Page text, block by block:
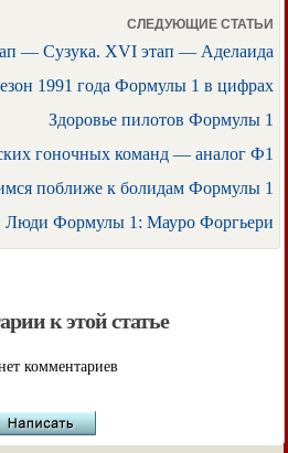
СЛЕДУЮЩИЕ СТАТЬИ
— Сузука. XVI этап — Аделаида
1991 года Формулы 1 в цифрах
Здоровье пилотов Формулы 1
гоночных команд — аналог Ф1
поближе к болидам Формулы 1
Люди Формулы 1: Мауро Форгьери
к этой статье
комментариев